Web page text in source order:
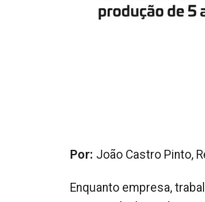
Por: João Castro Pinto,
Enquanto empresa,